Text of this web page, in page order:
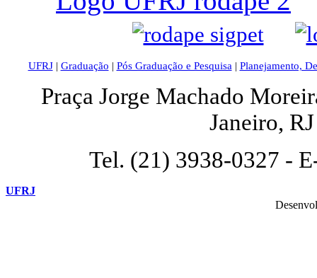
UFRJ| Graduação | Pós Graduação e Pesquisa | Planejamento,
Praça Jorge Machado
Janeiro,
Tel. (21) 3938-0327 -
UFRJ